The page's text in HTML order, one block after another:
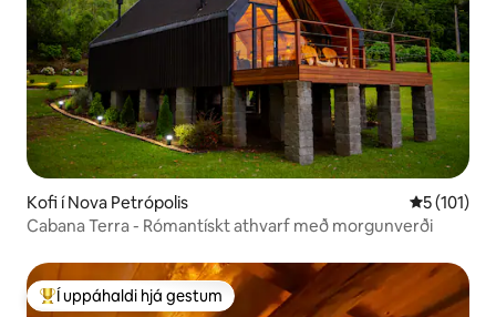
Kofi í Nova Petrópolis 5 af 5 í
5 (101)
Cabana Terra - Rómantískt athvarf með morgunverði
Í mestu uppáhaldi hjá gestum
Í uppáhaldi hjá gestum